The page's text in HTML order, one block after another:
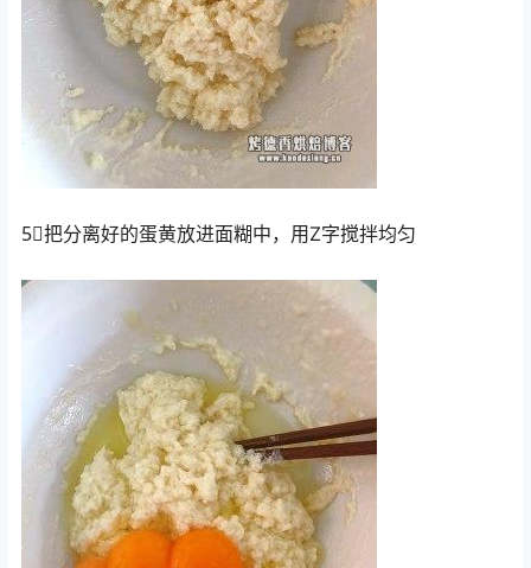
5⃣️把分离好的蛋黄放进面糊中，用Z字搅拌均匀